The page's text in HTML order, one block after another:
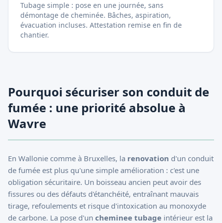
Tubage simple : pose en une journée, sans
démontage de cheminée. Bâches, aspiration,
évacuation incluses. Attestation remise en fin de
chantier.
Pourquoi sécuriser son conduit de
fumée : une priorité absolue à
Wavre
En Wallonie comme à Bruxelles, la renovation d'un conduit
de fumée est plus qu'une simple amélioration : c'est une
obligation sécuritaire. Un boisseau ancien peut avoir des
fissures ou des défauts d'étanchéité, entraînant mauvais
tirage, refoulements et risque d'intoxication au monoxyde
de carbone. La pose d'un cheminee tubage intérieur est la